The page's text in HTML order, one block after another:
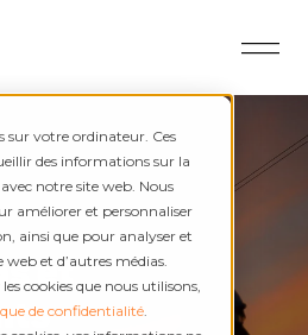
sur votre ordinateur. Ces
des informations sur la
notre site web. Nous
améliorer et personnaliser
ainsi que pour analyser et
web et d’autres médias.
cookies que nous utilisons,
de confidentialité.
et